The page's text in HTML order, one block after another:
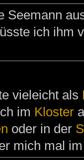
Seemann
ich ihm
vieleicht als
im Kloster
oder in der
mich mal